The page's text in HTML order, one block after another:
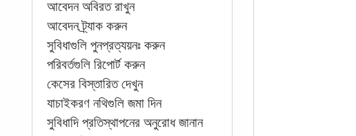
আবেদন অবিরত রাখুন
আবেদন ট্র্যাক করুন
সুবিধাগুলি পুনপ্রত্যয়নঃ করুন
পরিবর্তগুলি রিপোর্ট করুন
কেসের বিস্তারিত দেখুন
যাচাইকরণ নথিগুলি জমা দিন
সুবিধাদি প্রতিস্থাপনের অনুরোধ জানান